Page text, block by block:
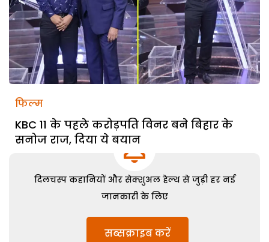
फिल्म
KBC 11 के पहले करोड़पति विनर बने बिहार के
सनोज राज, दिया ये बयान
दिलचस्प कहानियों और सेक्शुअल हेल्थ से जुड़ी हर नई
जानकारी के लिए
सब्सक्राइब करें